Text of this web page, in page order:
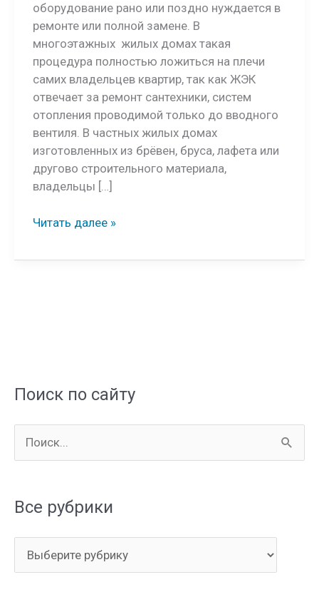
оборудование рано или поздно нуждается в
ремонте или полной замене. В
многоэтажных жилых домах такая
процедура полностью ложиться на плечи
самих владельцев квартир, так как ЖЭК
отвечает за ремонт сантехники, систем
отопления проводимой только до вводного
вентиля. В частных жилых домах
изготовленных из брёвен, бруса, лафета или
другово строительного материала,
владельцы […]
Замена
выбрать
Читать далее »
Поиск по сайту
о
с
Все рубрики
с